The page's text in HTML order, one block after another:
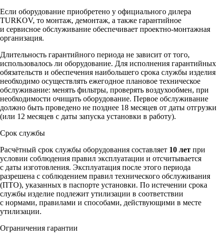
Если оборудование приобретено у официального дилера
TURKOV, то монтаж, демонтаж, а также гарантийное
и сервисное обслуживание обеспечивает проектно-монтажная
организация.
Длительность гарантийного периода не зависит от того,
использовалось ли оборудование. Для исполнения гарантийных
обязательств и обеспечения наибольшего срока службы изделия
необходимо осуществлять ежегодное плановое техническое
обслуживание: менять фильтры, проверять воздухообмен, при
необходимости очищать оборудование. Первое обслуживание
должно быть проведено не позднее 18 месяцев от даты отгрузки
(или 12 месяцев с даты запуска установки в работу).
Срок службы
Расчётный срок службы оборудования составляет 10 лет при
условии соблюдения правил эксплуатации и отсчитывается
с даты изготовления. Эксплуатация после этого периода
разрешена с соблюдением правил технического обслуживания
(ПТО), указанных в паспорте установки. По истечении срока
службы изделие подлежит утилизации в соответствии
с нормами, правилами и способами, действующими в месте
утилизации.
Ограничения гарантии